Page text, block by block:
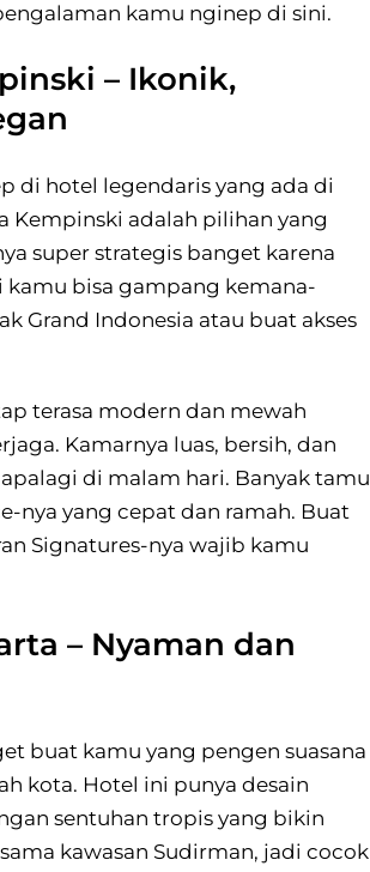
kamu nginep di sini.
– Ikonik,
di hotel legendaris yang ada di
Kempinski adalah pilihan yang
super strategis banget karena
kamu bisa gampang kemana-
Grand Indonesia atau buat akses
terasa modern dan mewah
Kamarnya luas, bersih, dan
di malam hari. Banyak tamu
nya yang cepat dan ramah. Buat
Signatures-nya wajib kamu
– Nyaman dan
buat kamu yang pengen suasana
kota. Hotel ini punya desain
sentuhan tropis yang bikin
kawasan Sudirman, jadi cocok